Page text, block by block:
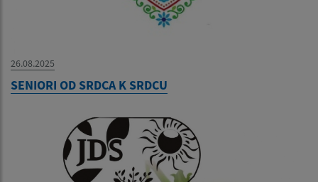
26.08.2025
SENIORI OD SRDCA K SRDCU